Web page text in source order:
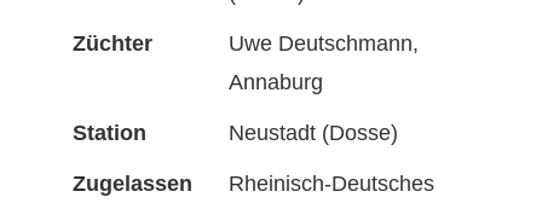
Züchter
Uwe Deutschmann,
Annaburg
Station Neustadt (Dosse)
Zugelassen
Rheinisch-Deutsches